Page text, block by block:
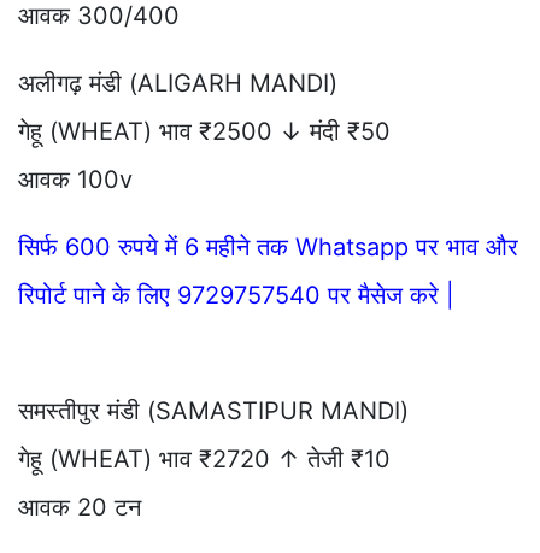
आवक 300/400
अलीगढ़ मंडी (ALIGARH MANDI)
गेहू (WHEAT) भाव ₹2500 ↓ मंदी ₹50
आवक 100v
सिर्फ 600 रुपये में 6 महीने तक Whatsapp पर भाव और
रिपोर्ट पाने के लिए 9729757540 पर मैसेज करे |
समस्तीपुर मंडी (SAMASTIPUR MANDI)
गेहू (WHEAT) भाव ₹2720 ↑ तेजी ₹10
आवक 20 टन